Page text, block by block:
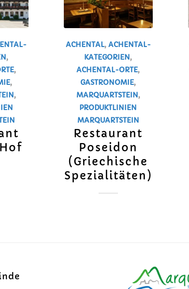
,
,
,
,
ACHENTAL, ACHENTAL-
KATEGORIEN,
ACHENTAL-ORTE,
GASTRONOMIE,
MARQUARTSTEIN,
PRODUKTLINIEN
MARQUARTSTEIN
Restaurant
Poseidon
(Griechische
Spezialitäten)